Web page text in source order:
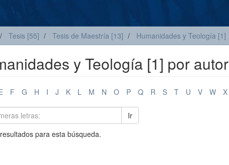
Tesis [55] Tesis de Maestría [13] Humanidades y Teología [1]
y Teología [1] por autor
F G H I J K L M N O P Q R S T U V W X
Ir
para esta búsqueda.